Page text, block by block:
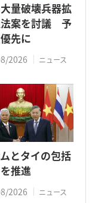
量破壊兵器拡
案を討議 予
先に
2026 ニュース
とタイの包括
推進
2026 ニュース